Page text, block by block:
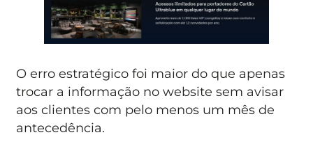
O erro estratégico foi maior do que apenas
trocar a informação no website sem avisar
aos clientes com pelo menos um mês de
antecedência.